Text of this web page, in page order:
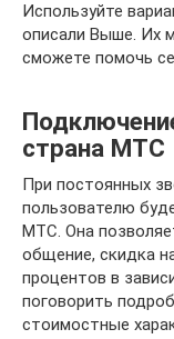
Используйте
описали Выше. Их
сможете помочь
страна МТС
При постоянных
пользователю
МТС. Она
общение, скидка
процентов в
поговорить
стоимостные